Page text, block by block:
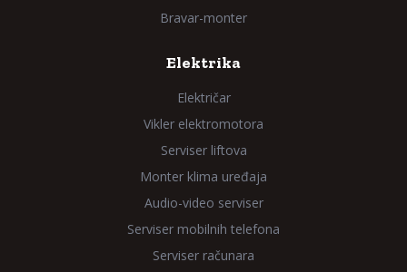
Bravar-monter
Elektrika
Električar
Vikler elektromotora
Serviser liftova
Monter klima uređaja
Audio-video serviser
Serviser mobilnih telefona
Serviser računara